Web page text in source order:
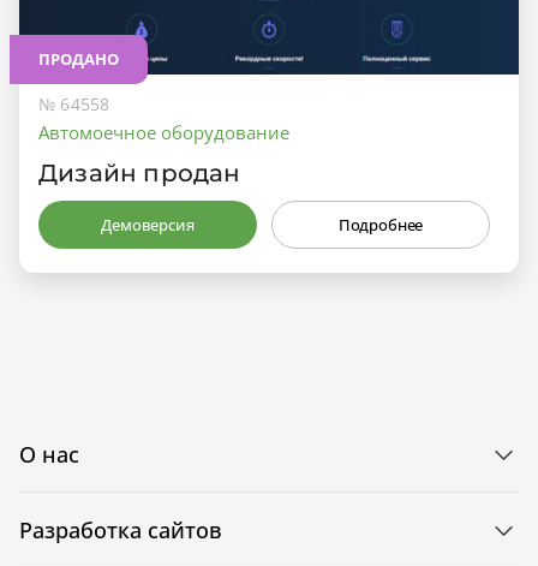
ПРОДАНО
№ 64558
Автомоечное оборудование
Дизайн продан
Демоверсия Подробнее
О нас
Разработка сайтов